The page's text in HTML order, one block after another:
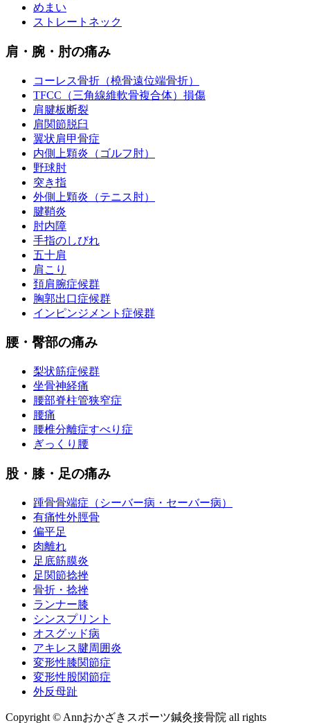
めまい
ストレートネック
肩・腕・肘の痛み
コーレス骨折（橈骨遠位端骨折）
TFCC（三角線維軟骨複合体）損傷
肩腱板断裂
肩関節脱臼
翼状肩甲骨症
内側上顆炎（ゴルフ肘）
野球肘
突き指
外側上顆炎（テニス肘）
腱鞘炎
肘内障
手指のしびれ
五十肩
肩こり
頚肩腕症候群
胸郭出口症候群
インピンジメント症候群
腰・臀部の痛み
梨状筋症候群
坐骨神経痛
腰部脊柱管狭窄症
腰痛
腰椎分離症すべり症
ぎっくり腰
股・膝・足の痛み
踵骨骨端症（シーバー病・セーバー病）
有痛性外脛骨
偏平足
肉離れ
足底筋膜炎
足関節捻挫
骨折・捻挫
ランナー膝
シンスプリント
オスグッド病
アキレス腱周囲炎
変形性膝関節症
変形性股関節症
外反母趾
Copyright © Annおかざきスポーツ鍼灸接骨院 all rights